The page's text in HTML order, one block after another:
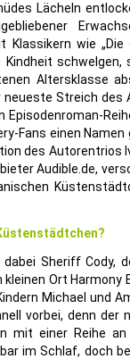
Lächeln
wie „Die
Altersklasse
Streich des
Fans einen
des Autorentrios
Audible.de,
Sheriff Cody,
Ort Harmony
Michael und
vorbei, denn
mit einer Reihe
im Schlaf, doch